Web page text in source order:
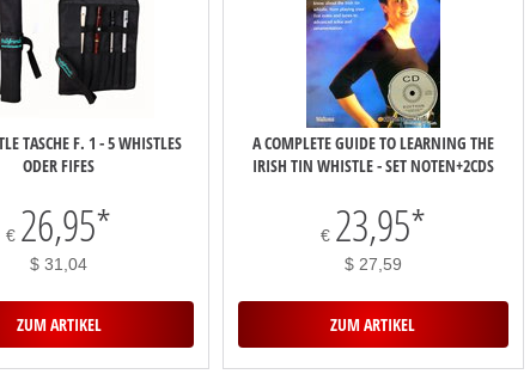
TASCHE F. 1 - 5 WHISTLES
ODER FIFES
€ 26,95*
$ 31,04
ZUM ARTIKEL
A COMPLETE GUIDE TO LEARNING THE
IRISH TIN WHISTLE - SET NOTEN+2CDS
€ 23,95*
$ 27,59
ZUM ARTIKEL